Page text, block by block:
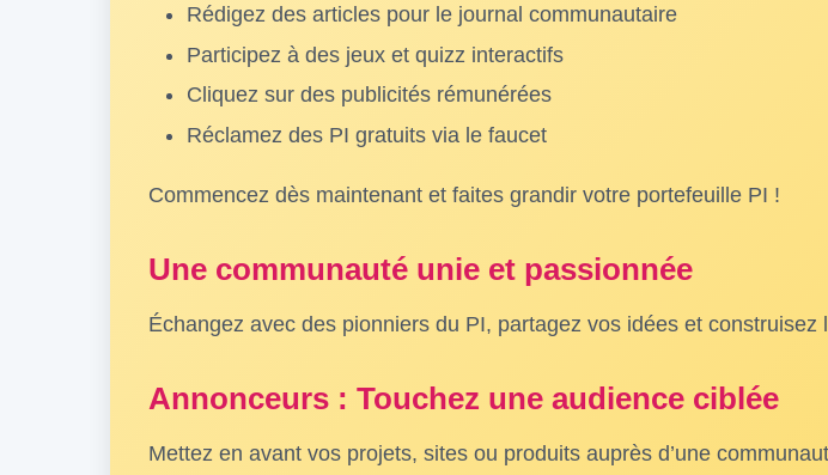
Rédigez des articles pour le journal communautaire
Participez à des jeux et quizz interactifs
Cliquez sur des publicités rémunérées
Réclamez des PI gratuits via le faucet
Commencez dès maintenant et faites grandir votre portefeuille PI !
Une communauté unie et passionnée
Échangez avec des pionniers du PI, partagez vos idées et construisez
Annonceurs : Touchez une audience ciblée
Mettez en avant vos projets, sites ou produits auprès d’une